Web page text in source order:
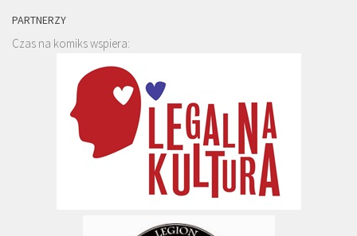
PARTNERZY
Czas na komiks wspiera: